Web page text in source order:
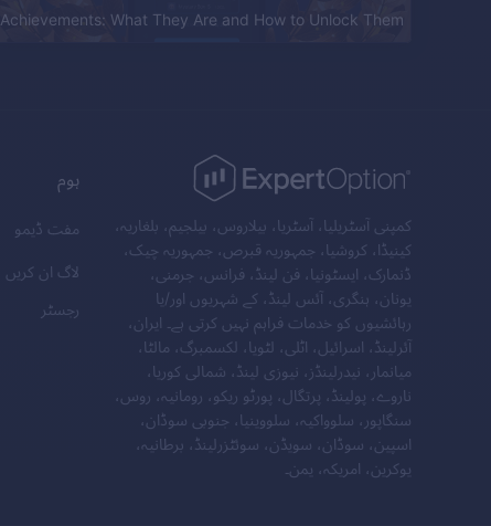
Achievements: What They Are and How to Unlock Them
کمپنی آسٹریلیا، آسٹریا، بیلاروس، بیلجیم، بلغاریہ،
کینیڈا، کروشیا، جمہوریہ قبرص، جمہوریہ چیک،
ڈنمارک، ایسٹونیا، فن لینڈ، فرانس، جرمنی،
یونان، ہنگری، آئس لینڈ، کے شہریوں اور/یا
رہائشیوں کو خدمات فراہم نہیں کرتی ہے۔ ایران،
آئرلینڈ، اسرائیل، اٹلی، لٹویا، لکسمبرگ، مالٹا،
میانمار، نیدرلینڈز، نیوزی لینڈ، شمالی کوریا،
ناروے، پولینڈ، پرتگال، پورٹو ریکو، رومانیہ، روس،
سنگاپور، سلوواکیہ، سلووینیا، جنوبی سوڈان،
اسپین، سوڈان، سویڈن، سوئٹزرلینڈ، برطانیہ،
یوکرین، امریکہ، یمن۔
ہوم
مفت ڈیمو
لاگ ان کریں
رجسٹر